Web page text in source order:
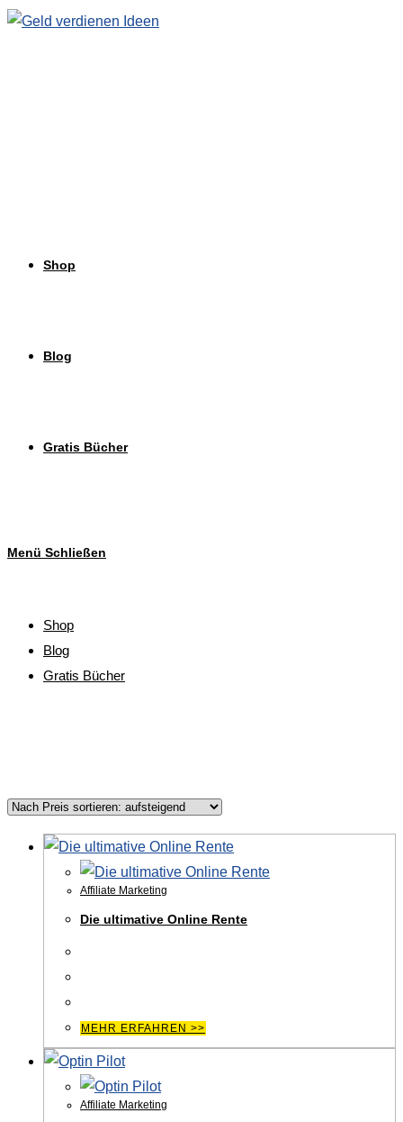
Zum
Shop
Blog
Gratis Bücher
Menü Schließen
Shop
Blog
Gratis Bücher
Affiliate Marketing
Die ultimative Online Rente
MEHR ERFAHREN >>
Affiliate Marketing